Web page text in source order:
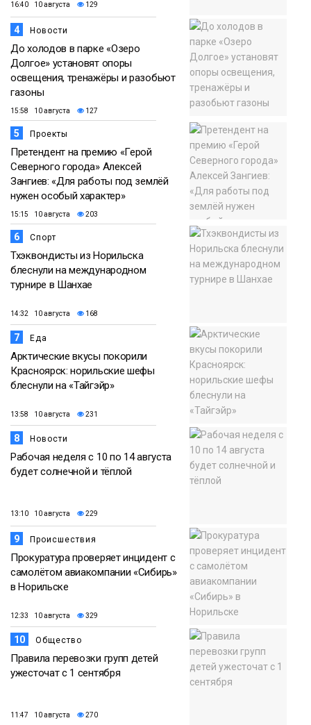
16:40 10 августа 129
4 Новости
До холодов в парке «Озеро
Долгое» установят опоры
освещения, тренажёры и разобьют
газоны
15:58 10 августа 127
5 Проекты
Претендент на премию «Герой
Северного города» Алексей
Зангиев: «Для работы под землёй
нужен особый характер»
15:15 10 августа 203
6 Спорт
Тхэквондисты из Норильска
блеснули на международном
турнире в Шанхае
14:32 10 августа 168
7 Еда
Арктические вкусы покорили
Красноярск: норильские шефы
блеснули на «Тайгэйр»
13:58 10 августа 231
8 Новости
Рабочая неделя с 10 по 14 августа
будет солнечной и тёплой
13:10 10 августа 229
9 Происшествия
Прокуратура проверяет инцидент с
самолётом авиакомпании «Сибирь»
в Норильске
12:33 10 августа 329
10 Общество
Правила перевозки групп детей
ужесточат с 1 сентября
11:47 10 августа 270